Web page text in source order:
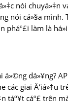
nói chuyá»‡n
nói cá»§a
pháº£i làm là
dá»¥ng?
các giai
táº¥t cáº£ trên